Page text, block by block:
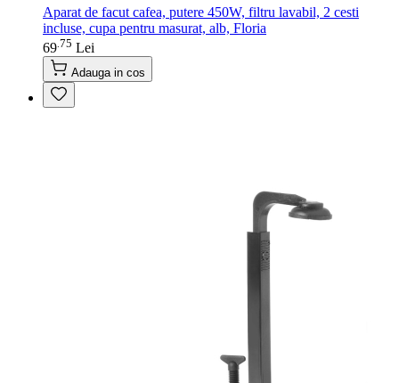
Aparat de facut cafea, putere 450W, filtru lavabil, 2 cesti
incluse, cupa pentru masurat, alb, Floria
69 75 Lei
Adauga in cos